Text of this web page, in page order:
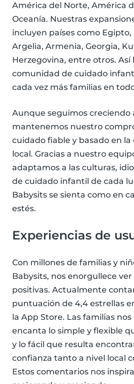
América del Norte, América
Oceanía. Nuestras
incluyen países como Egipto,
Argelia, Armenia, Georgia,
Herzegovina, entre otros. Así
comunidad de cuidado
cada vez más familias en
Aunque seguimos creciendo
mantenemos nuestro
cuidado fiable y basado en
local. Gracias a nuestro
adaptamos a las culturas,
de cuidado infantil de cada
Babysits se sienta como en
estés.
Experiencias de
Con millones de familias y
Babysits, nos enorgullece
positivas. Actualmente
puntuación de 4,4 estrellas
la App Store. Las familias
encanta lo simple y flexible
y lo fácil que resulta
confianza tanto a nivel local
Estos comentarios nos